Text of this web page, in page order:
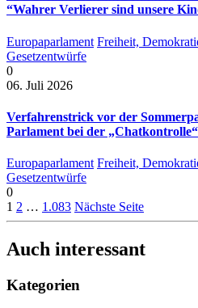
“Wahrer Verlierer sind unsere
Europaparlament Freiheit,
Gesetzentwürfe
0
06. Juli 2026
Verfahrenstrick vor der
Parlament bei der
Europaparlament Freiheit,
Gesetzentwürfe
0
1 2 … 1.083 Nächste Seite
Auch interessant
Kategorien